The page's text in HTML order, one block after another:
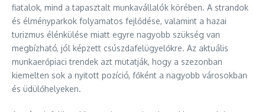
fiatalok, mind a tapasztalt munkavállalók körében. A strandok
és élményparkok folyamatos fejlődése, valamint a hazai
turizmus élénkülése miatt egyre nagyobb szükség van
megbízható, jól képzett csúszdafelügyelőkre. Az aktuális
munkaerőpiaci trendek azt mutatják, hogy a szezonban
kiemelten sok a nyitott pozíció, főként a nagyobb városokban
és üdülőhelyeken.